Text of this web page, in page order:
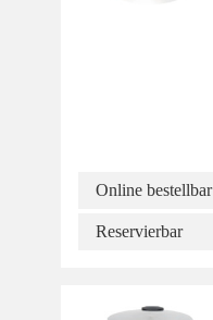
Online bestellbar
Reservierbar